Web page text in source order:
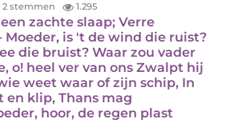
2 stemmen 1.295
zachte slaap; Verre
is 't de wind die ruist?
die bruist? Waar zou vader
o! heel ver van ons Zwalpt hij
weet waar of zijn schip, In
en klip, Thans mag
hoor, de regen plast